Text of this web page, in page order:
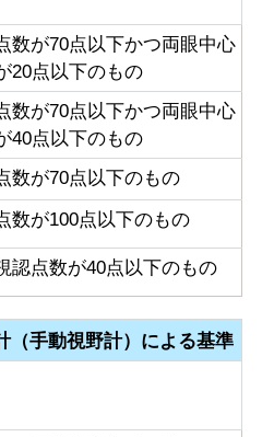
数が70点以下かつ両眼中心
20点以下のもの
数が70点以下かつ両眼中心
40点以下のもの
数が70点以下のもの
数が100点以下のもの
認点数が40点以下のもの
（手動視野計）による基準